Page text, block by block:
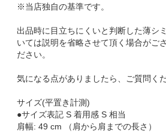
※当店独自の基準です。
出品時に目立ちにくいと判断した薄シ
いては説明を省略させて頂く場合がご
ださい。
気になる点がありましたら、ご質問くだ
サイズ(平置き計測)
●サイズ表記 S 着用感 S 相当
肩幅: 49 cm （肩から肩までの長さ）